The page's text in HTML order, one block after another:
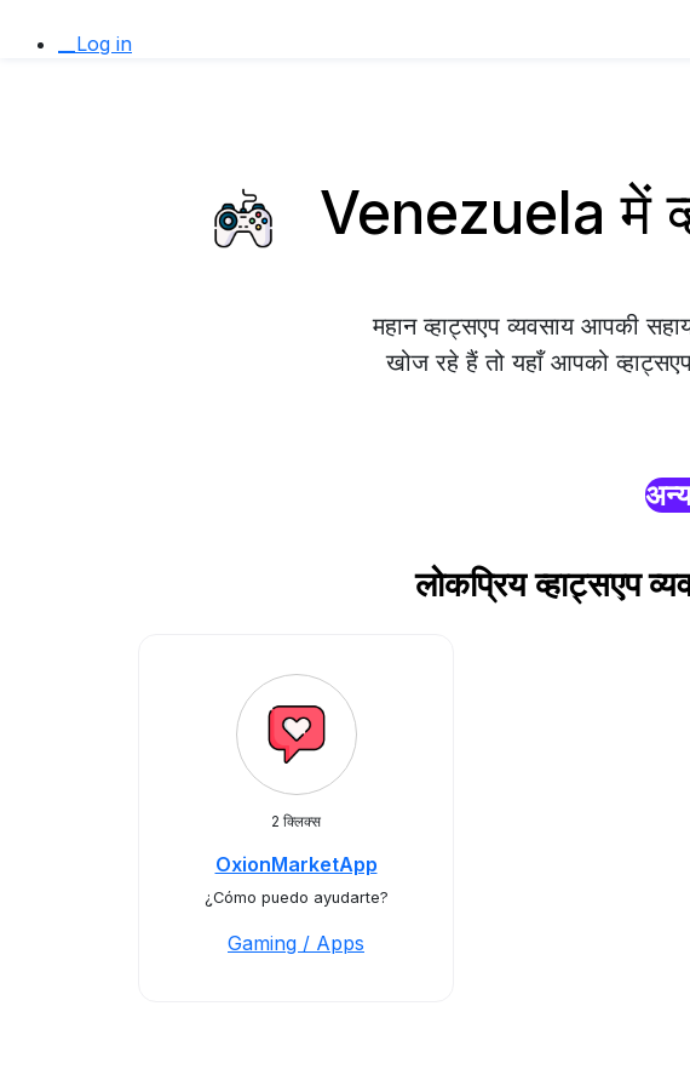
__Log in
Venezuela में
महान व्हाट्सएप व्यवसाय आपकी
खोज रहे हैं तो यहाँ आपको
लोकप्रिय
2 क्लिक्स
OxionMarketApp
¿Cómo puedo ayudarte?
Gaming / Apps